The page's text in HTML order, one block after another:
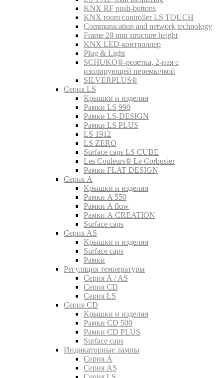
KNX RF push-buttons
KNX room controller LS TOUCH
Communication and network technology
Frame 28 mm structure height
KNX LED-контроллер
Plug & Light
SCHUKO®-розетка, 2-ная с
изолирующей перемычкой
SILVERPLUS®
Серия LS
Крышки и изделия
Рамки LS 990
Рамки LS-DESIGN
Рамки LS PLUS
LS 1912
LS ZERO
Surface caps LS CUBE
Les Couleurs® Le Corbusier
Рамки FLAT DESIGN
Серия A
Крышки и изделия
Рамки A 550
Рамки A flow
Рамки A CREATION
Surface caps
Серия AS
Крышки и изделия
Surface caps
Рамки
Регуляция температуры
Серия A / AS
Серия CD
Серия LS
Серия CD
Крышки и изделия
Рамки CD 500
Рамки CD PLUS
Surface caps
Индикаторные лампы
Серия A
Серия AS